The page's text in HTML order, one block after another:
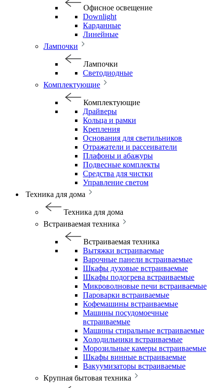
Офисное освещение
Downlight
Карданные
Линейные
Лампочки
Лампочки
Светодиодные
Комплектующие
Комплектующие
Драйверы
Кольца и рамки
Крепления
Основания для светильников
Отражатели и рассеиватели
Плафоны и абажуры
Подвесные комплекты
Средства для чистки
Управление светом
Техника для дома
Техника для дома
Встраиваемая техника
Встраиваемая техника
Вытяжки встраиваемые
Варочные панели встраиваемые
Шкафы духовые встраиваемые
Шкафы подогрева встраиваемые
Микроволновые печи встраиваемые
Пароварки встраиваемые
Кофемашины встраиваемые
Машины посудомоечные
встраиваемые
Машины стиральные встраиваемые
Холодильники встраиваемые
Морозильные камеры встраиваемые
Шкафы винные встраиваемые
Вакуумизаторы встраиваемые
Крупная бытовая техника